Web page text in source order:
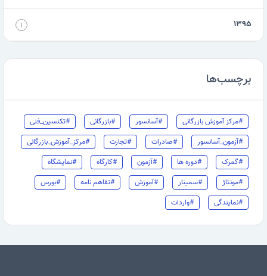
۱۳۹۵ ۱
برچسب‌ها
#مرکز آموزش بازرگانی #آسانسور #بازرگانی
#تکنسین_فنی
#آزمون_آسانسور
#صادرات #تجارت
#مرکز_آموزش_بازرگانی
#گمرک
#دوره ها #آزمون #کارگاه
#نمایشگاه
#مونتاژ
#سمینار #آموزش #تفاهم نامه
#بورس
#نمایندگی
#واردات